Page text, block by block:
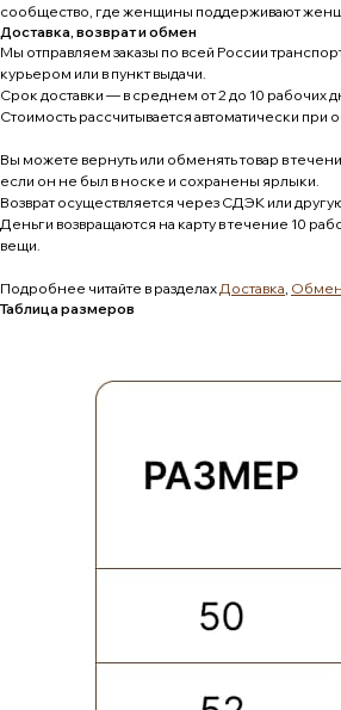
сообщество, где женщины поддерживают
Доставка, возврат и обмен
Мы отправляем заказы по всей России
курьером или в пункт выдачи.
Срок доставки — в среднем от 2 до 10 рабочих
Стоимость рассчитывается автоматически при
Вы можете вернуть или обменять товар в
если он не был в носке и сохранены ярлыки.
Возврат осуществляется через СДЭК или
Деньги возвращаются на карту в течение 10
вещи.
Подробнее читайте в разделах Доставка Обмен
Таблица размеров